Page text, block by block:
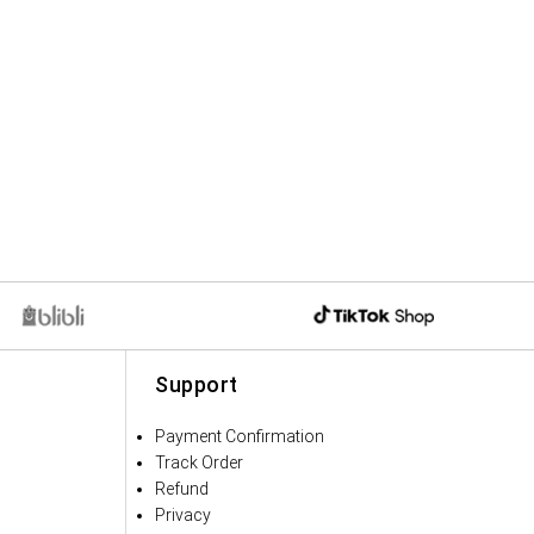
Support
Payment Confirmation
Track Order
Refund
Privacy